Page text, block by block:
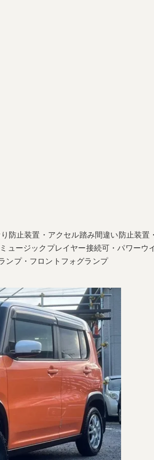
防止装置・アクセル踏み間違い防止装置
ュージックプレイヤー接続可・パワーウ
ンプ・フロントフォグランプ